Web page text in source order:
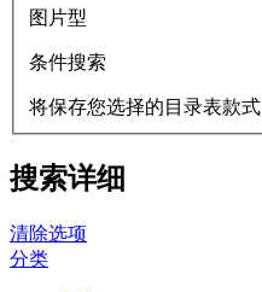
图片型
条件搜索
将保存您选择的目录表款式
搜索详细
清除选项
分类